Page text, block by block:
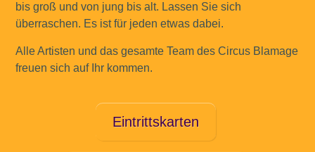
bis groß und von jung bis alt. Lassen Sie sich
überraschen. Es ist für jeden etwas dabei.
Alle Artisten und das gesamte Team des Circus Blamage
freuen sich auf Ihr kommen.
Eintrittskarten